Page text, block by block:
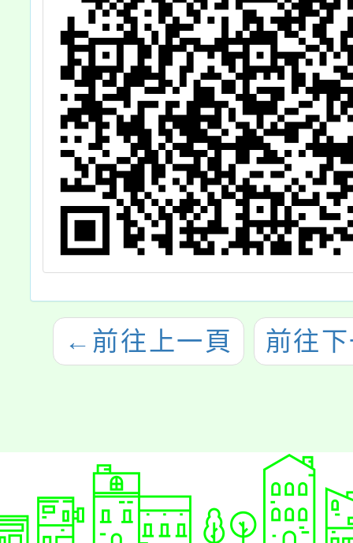
照。
← 前往上一頁 前往